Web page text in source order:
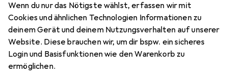
Wenn du nur das Nötigste wählst, erfassen wir mit
Cookies und ähnlichen Technologien Informationen zu
deinem Gerät und deinem Nutzungsverhalten auf unserer
Website. Diese brauchen wir, um dir bspw. ein sicheres
Login und Basisfunktionen wie den Warenkorb zu
ermöglichen.
6 Bilder
Holzmann Band-
Tellerschleifmaschine
EUR
144,99